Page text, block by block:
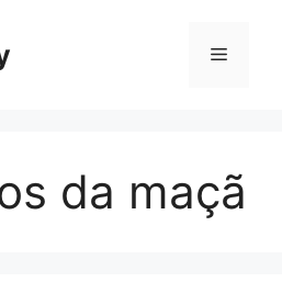
Menu
da maçã